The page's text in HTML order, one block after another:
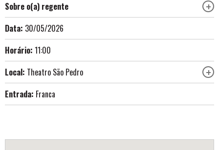
Sobre o(a) regente
Data: 30/05/2026
Horário: 11:00
Local: Theatro São Pedro
Entrada: Franca